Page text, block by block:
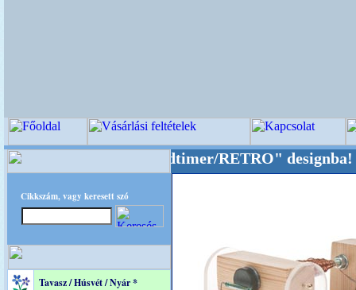
Cikkszám, vagy keresett szó
Tavasz / Húsvét / Nyár *
tartjuk "Oldtimer/RETRO" designba!